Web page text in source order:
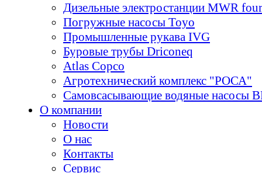
Дизельные электростанции MWR
Погружные насосы Toyo
Промышленные рукава IVG
Буровые трубы Driconeq
Atlas Copco
Агротехнический комплекс "РОСА"
Самовсасывающие водяные насосы
О компании
Новости
О нас
Контакты
Сервис